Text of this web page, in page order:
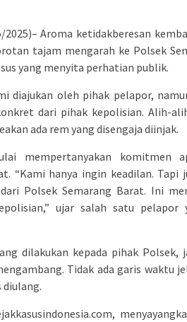
2025)– Aroma ketidakberesan
tajam mengarah ke Polsek
yang menyita perhatian publik.
diajukan oleh pihak pelapor,
dari pihak kepolisian. Alih-
ada rem yang disengaja diinjak.
mempertanyakan komitmen
“Kami hanya ingin keadilan. Tapi
Polsek Semarang Barat. Ini
ujar salah satu pelapor
dilakukan kepada pihak Polsek,
Tidak ada garis waktu
diulang.